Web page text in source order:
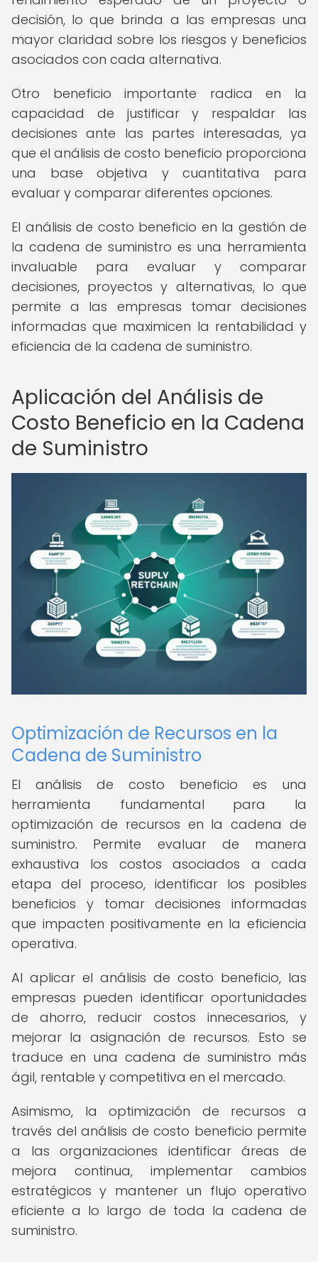
decisión, lo que brinda a las empresas una
mayor claridad sobre los riesgos y beneficios
asociados con cada alternativa.
Otro beneficio importante radica en la
capacidad de justificar y respaldar las
decisiones ante las partes interesadas, ya
que el análisis de costo beneficio proporciona
una base objetiva y cuantitativa para
evaluar y comparar diferentes opciones.
El análisis de costo beneficio en la gestión de
la cadena de suministro es una herramienta
invaluable para evaluar y comparar
decisiones, proyectos y alternativas, lo que
permite a las empresas tomar decisiones
informadas que maximicen la rentabilidad y
eficiencia de la cadena de suministro.
Aplicación del Análisis de
Costo Beneficio en la Cadena
de Suministro
Optimización de Recursos en la
Cadena de Suministro
El análisis de costo beneficio es una
herramienta fundamental para la
optimización de recursos en la cadena de
suministro. Permite evaluar de manera
exhaustiva los costos asociados a cada
etapa del proceso, identificar los posibles
beneficios y tomar decisiones informadas
que impacten positivamente en la eficiencia
operativa.
Al aplicar el análisis de costo beneficio, las
empresas pueden identificar oportunidades
de ahorro, reducir costos innecesarios, y
mejorar la asignación de recursos. Esto se
traduce en una cadena de suministro más
ágil, rentable y competitiva en el mercado.
Asimismo, la optimización de recursos a
través del análisis de costo beneficio permite
a las organizaciones identificar áreas de
mejora continua, implementar cambios
estratégicos y mantener un flujo operativo
eficiente a lo largo de toda la cadena de
suministro.